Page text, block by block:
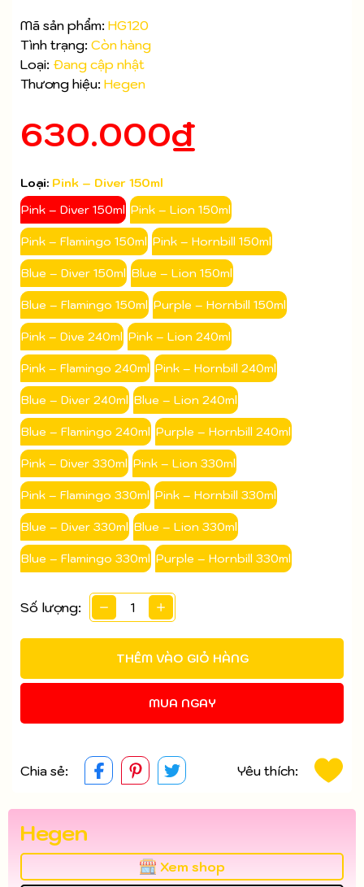
Mã sản phẩm: HG120
Tình trạng: Còn hàng
Loại: Đang cập nhật
Thương hiệu: Hegen
630.000₫
Loại: Pink – Diver 150ml
Pink – Diver 150ml Pink – Lion 150ml
Pink – Flamingo 150ml Pink – Hornbill 150ml
Blue – Diver 150ml Blue – Lion 150ml
Blue – Flamingo 150ml Purple – Hornbill 150ml
Pink – Dive 240ml Pink – Lion 240ml
Pink – Flamingo 240ml Pink – Hornbill 240ml
Blue – Diver 240ml Blue – Lion 240ml
Blue – Flamingo 240ml Purple – Hornbill 240ml
Pink – Diver 330ml Pink – Lion 330ml
Pink – Flamingo 330ml Pink – Hornbill 330ml
Blue – Diver 330ml Blue – Lion 330ml
Blue – Flamingo 330ml Purple – Hornbill 330ml
Số lượng:
THÊM VÀO GIỎ HÀNG
MUA NGAY
Mã giảm giá:
Ngày hết hạn:
Điều kiện:
Chia sẻ: Yêu thích:
Hegen
Xem shop